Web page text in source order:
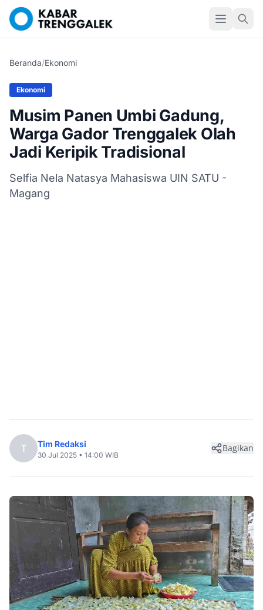
Beranda/Ekonomi
Ekonomi
Musim Panen Umbi Gadung,
Warga Gador Trenggalek Olah
Jadi Keripik Tradisional
Selfia Nela Natasya Mahasiswa UIN SATU -
Magang
T Tim Redaksi
30 Jul 2025 • 14:00 WIB
Bagikan